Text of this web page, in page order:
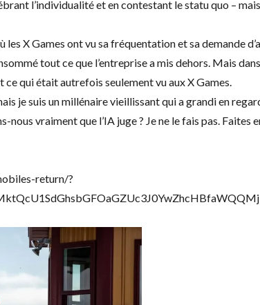
l’individualité et en contestant le statu quo –
X Games ont vu sa fréquentation et sa demande
tout ce que l’entreprise a mis dehors. Mais
qui était autrefois seulement vu aux X Games.
je suis un millénaire vieillissant qui a grandi en
nous vraiment que l’IA juge ? Je ne le fais pas.
return/?